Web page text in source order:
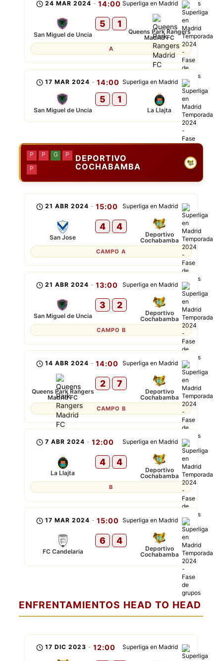
Superliga en Madrid
24 MAR 2024 - 14:00
San Miguel de Uncia
5 1
Queens Park Rangers
Madrid FC
A
Superliga en Madrid
17 MAR 2024 - 14:00
San Miguel de Uncia
5 1
La Llajta
DEPORTIVO
COCHABAMBA
P P G
P
P
Superliga en Madrid
21 ABR 2024 - 15:00
San Jose
4 4
Deportivo
Cochabamba
CAMPO A
Superliga en Madrid
21 ABR 2024 - 13:00
San Miguel de Uncia
3 2
Deportivo
Cochabamba
CAMPO B
Superliga en Madrid
14 ABR 2024 - 14:00
Queens Park Rangers
Madrid FC
2 7
Deportivo
Cochabamba
CAMPO B
Superliga en Madrid
7 ABR 2024 - 12:00
La Llajta
4 4
Deportivo
Cochabamba
B
Superliga en Madrid
17 MAR 2024 - 15:00
FC Candelaria
6 4
Deportivo
Cochabamba
ENFRENTAMIENTOS HEAD TO HEAD
Superliga en Madrid
17 DIC 2023 - 12:00